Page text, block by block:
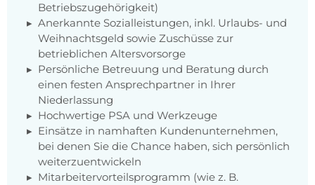
Betriebszugehörigkeit)
Anerkannte Sozialleistungen, inkl. Urlaubs- und
Weihnachtsgeld sowie Zuschüsse zur
betrieblichen Altersvorsorge
Persönliche Betreuung und Beratung durch
einen festen Ansprechpartner in Ihrer
Niederlassung
Hochwertige PSA und Werkzeuge
Einsätze in namhaften Kundenunternehmen,
bei denen Sie die Chance haben, sich persönlich
weiterzuentwickeln
Mitarbeitervorteilsprogramm (wie z. B.